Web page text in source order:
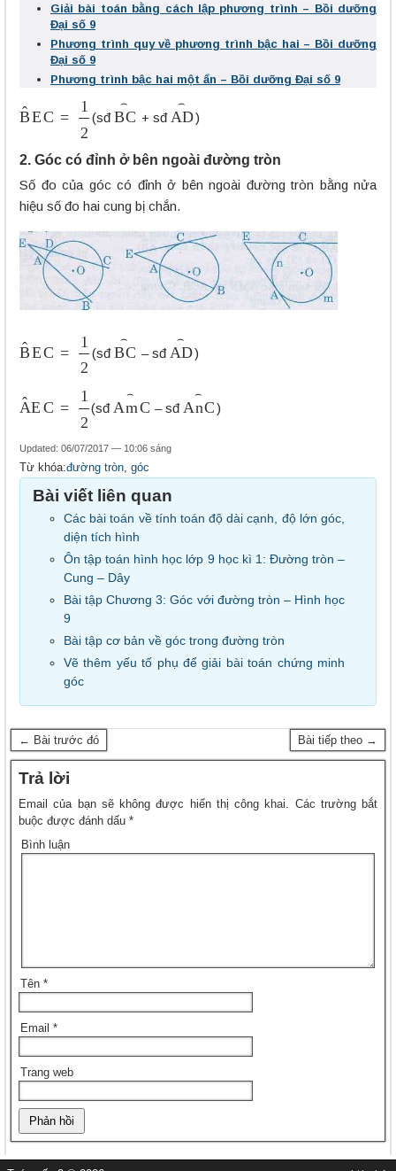
Giải bài toán bằng cách lập phương trình – Bồi dưỡng
Đại số 9
Phương trình quy về phương trình bậc hai – Bồi dưỡng
Đại số 9
Phương trình bậc hai một ẩn – Bồi dưỡng Đại số 9
B EC^ 2 (sđBC + sđ AD ⌢)
2. Góc có đỉnh ở bên ngoài đường tròn
Số đo của góc có đỉnh ở bên ngoài đường tròn bằng nửa
hiệu số đo hai cung bị chắn.
B EC^ 2 (sđBC – sđ AD ⌢)
A E C^ 2 (sđ A m C⌢ – sđ A n C⌢)
Updated: 06/07/2017 — 10:06 sáng
Từ khóa:đường tròn, góc
Bài viết liên quan
Các bài toán về tính toán độ dài cạnh, độ lớn góc,
diện tích hình
Ôn tập toán hình học lớp 9 học kì 1: Đường tròn –
Cung – Dây
Bài tập Chương 3: Góc với đường tròn – Hình học
9
Bài tập cơ bản về góc trong đường tròn
Vẽ thêm yếu tố phụ để giải bài toán chứng minh
góc
← Bài trước đó Bài tiếp theo →
Trả lời
Email của bạn sẽ không được hiển thị công khai. Các trường bắt
buộc được đánh dấu *
Bình luận
Tên *
Email *
Trang web